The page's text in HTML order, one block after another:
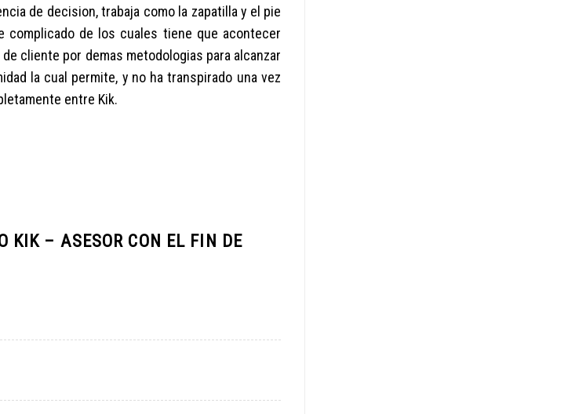
de decision, trabaja como la zapatilla y el pie
complicado de los cuales tiene que acontecer
cliente por demas metodologias para alcanzar
la cual permite, y no ha transpirado una vez
entre Kik.
KIK – ASESOR CON EL FIN DE